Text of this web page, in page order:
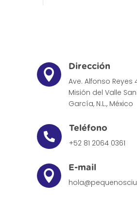

Dirección
Ave. Alfonso Reyes
Misión del Valle
García, N.L., México

Teléfono
+52 81 2064 0361

E-mail